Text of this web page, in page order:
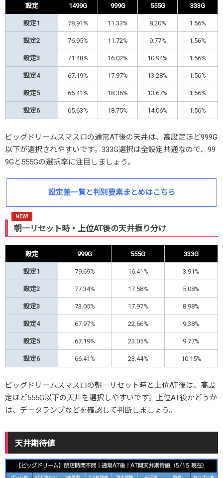
設定 1499G 999G 555G 333G
設定1 78.91% 11.33% 8.20% 1.56%
設定2 76.95% 11.72% 9.77% 1.56%
設定3 71.48% 16.02% 10.94% 1.56%
設定4 67.19% 17.97% 13.28% 1.56%
設定5 66.41% 18.36% 13.67% 1.56%
設定6 65.63% 18.75% 14.06% 1.56%
ビッグドリームスマスロの通常AT後の天井は、高設定ほど999G
以下が選択されやすいです。333G選択は全設定共通なので、99
9Gと555Gの選択率に注目しましょう。
設定差一覧と判別要素まとめはこちら
朝一リセット時・上位AT後の天井振り分け
設定 999G 555G 333G
設定1 79.69% 16.41% 3.91%
設定2 77.34% 17.58% 5.08%
設定3 73.05% 17.97% 8.98%
設定4 67.97% 22.66% 9.38%
設定5 67.19% 23.05% 9.77%
設定6 66.41% 23.44% 10.15%
ビッグドリームスマスロの朝一リセット時と上位AT後は、高設
定ほど555G以下の天井を選択しやすいです。上位AT後かどうか
は、データランプなどを確認して判断しましょう。
天井期待値